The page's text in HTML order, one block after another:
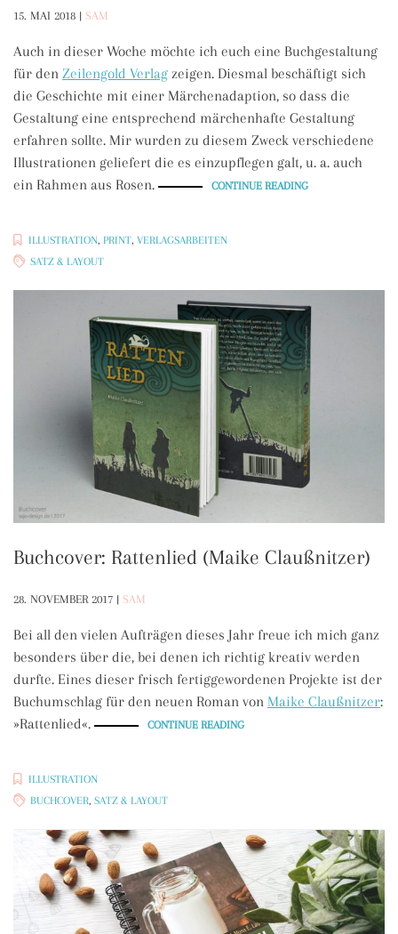
15. MAI 2018 | SAM
Auch in dieser Woche möchte ich euch eine Buchgestaltung
für den Zeilengold Verlag zeigen. Diesmal beschäftigt sich
die Geschichte mit einer Märchenadaption, so dass die
Gestaltung eine entsprechend märchenhafte Gestaltung
erfahren sollte. Mir wurden zu diesem Zweck verschiedene
Illustrationen geliefert die es einzupflegen galt, u. a. auch
ein Rahmen aus Rosen.
CONTINUE READING„BUCHSATZ
ILLUSTRATION, PRINT, VERLAGSARBEITEN
SATZ & LAYOUT
Buchcover: Rattenlied (Maike Claußnitzer)
28. NOVEMBER 2017 | SAM
Bei all den vielen Aufträgen dieses Jahr freue ich mich ganz
besonders über die, bei denen ich richtig kreativ werden
durfte. Eines dieser frisch fertiggewordenen Projekte ist der
Buchumschlag für den neuen Roman von Maike Claußnitzer:
»Rattenlied«.
CONTINUE READING„BUCHCOVER:
ILLUSTRATION
BUCHCOVER, SATZ & LAYOUT